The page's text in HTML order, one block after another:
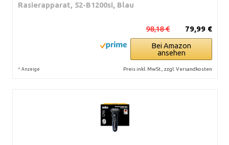
Rasierapparat, 52-B1200si, Blau
79,99 €
98,18 €
Bei Amazon
ansehen
* Anzeige Preis inkl. MwSt., zzgl. Versandkosten